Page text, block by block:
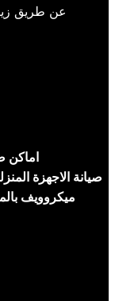
عن طريق
اماكن
صيانة الاجهزة
ميكروويف